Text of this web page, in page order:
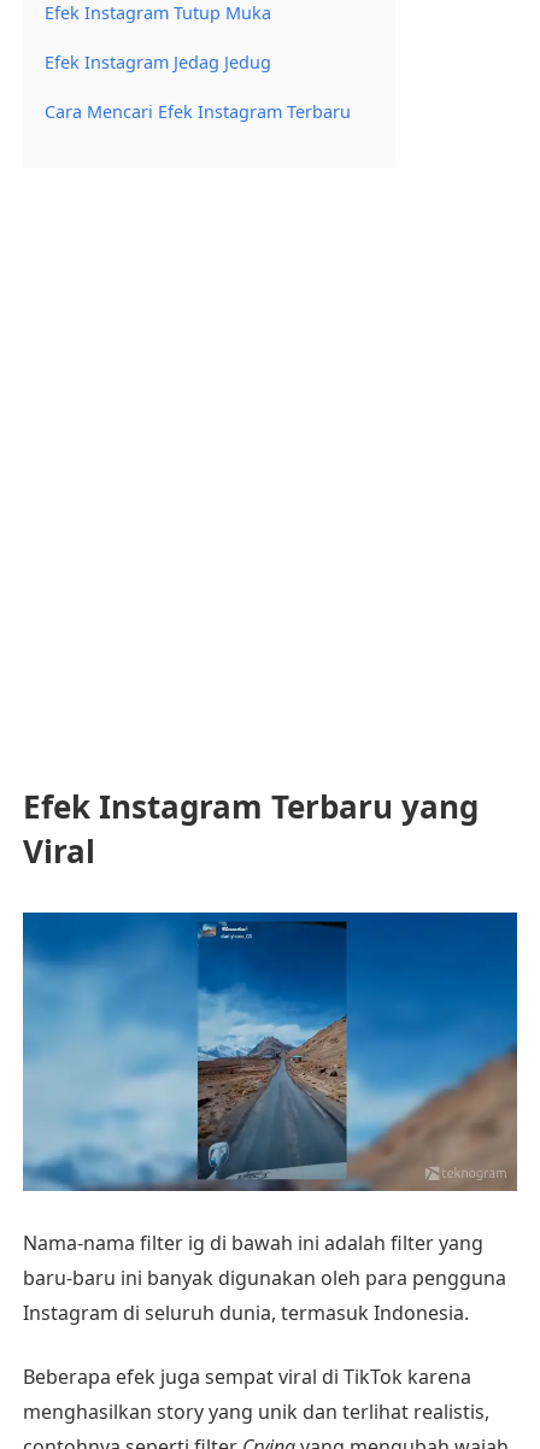
Efek Instagram Tutup Muka
Efek Instagram Jedag Jedug
Cara Mencari Efek Instagram Terbaru
Efek Instagram Terbaru yang
Viral
Nama-nama filter ig di bawah ini adalah filter yang
baru-baru ini banyak digunakan oleh para pengguna
Instagram di seluruh dunia, termasuk Indonesia.
Beberapa efek juga sempat viral di TikTok karena
menghasilkan story yang unik dan terlihat realistis,